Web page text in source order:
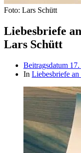
Foto: Lars Schütt
Liebesbriefe
Lars Schütt
Beitragsdatum
In Liebesbriefe